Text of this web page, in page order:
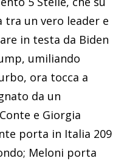
tra un vero leader e
in testa da Biden
umiliando
ora tocca a
da un
e Giorgia
porta in Italia 209
Meloni porta